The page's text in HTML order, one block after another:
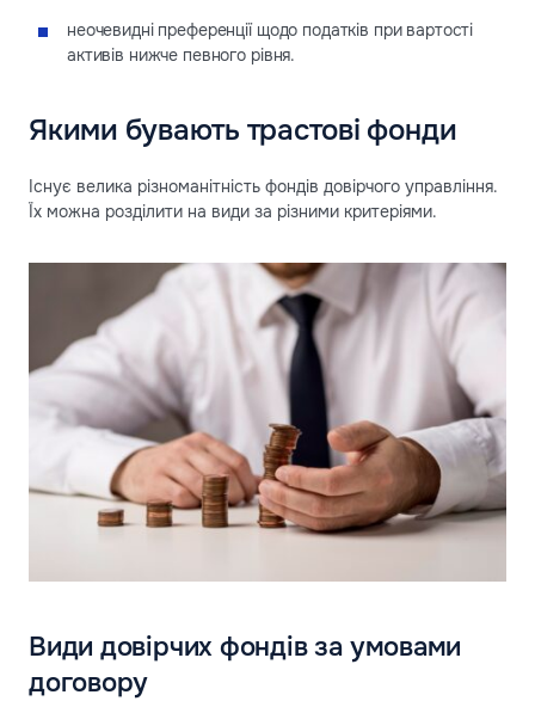
неочевидні преференції щодо податків при вартості
активів нижче певного рівня.
Якими бувають трастові фонди
Існує велика різноманітність фондів довірчого управління.
Їх можна розділити на види за різними критеріями.
Види довірчих фондів за умовами
договору